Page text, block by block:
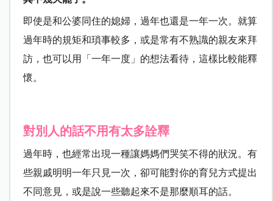
即使是和公婆同住的媳婦，過年也還是一年一次。就算
過年時的規矩和瑣事較多，或是常有不熟識的親友來拜
訪，也可以用「一年一度」的想法看待，這樣比較能釋
懷。
對別人的話不用有太多詮釋
過年時，也經常出現一種讓媽媽們哭笑不得的狀況。有
些親戚明明一年只見一次，卻可能對你的育兒方式提出
不同意見，或是說一些聽起來不是那麼順耳的話。